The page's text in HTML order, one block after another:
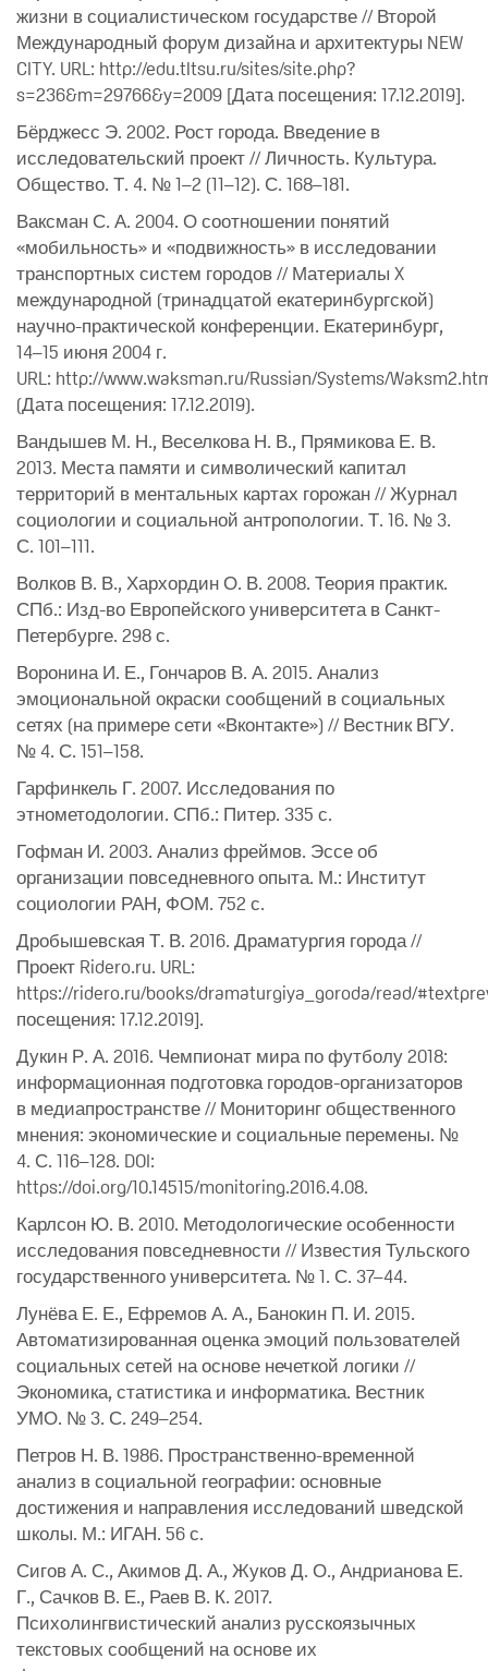
жизни в социалистическом государстве // Второй
Международный форум дизайна и архитектуры NEW
CITY. URL: http://edu.tltsu.ru/sites/site.php?
s=236&m=29766&y=2009 [Дата посещения: 17.12.2019].
Бёрджесс Э. 2002. Рост города. Введение в
исследовательский проект // Личность. Культура.
Общество. Т. 4. № 1–2 (11–12). С. 168–181.
Ваксман С. А. 2004. О соотношении понятий
«мобильность» и «подвижность» в исследовании
транспортных систем городов // Материалы X
международной (тринадцатой екатеринбургской)
научно-практической конференции. Екатеринбург,
14–15 июня 2004 г.
URL: http://www.waksman.ru/Russian/Systems/
(Дата посещения: 17.12.2019).
Вандышев М. Н., Веселкова Н. В., Прямикова Е. В.
2013. Места памяти и символический капитал
территорий в ментальных картах горожан // Журнал
социологии и социальной антропологии. Т. 16. № 3.
С. 101–111.
Волков В. В., Хархордин О. В. 2008. Теория практик.
СПб.: Изд-во Европейского университета в Санкт-
Петербурге. 298 с.
Воронина И. Е., Гончаров В. А. 2015. Анализ
эмоциональной окраски сообщений в социальных
сетях (на примере сети «Вконтакте») // Вестник ВГУ.
№ 4. С. 151–158.
Гарфинкель Г. 2007. Исследования по
этнометодологии. СПб.: Питер. 335 с.
Гофман И. 2003. Анализ фреймов. Эссе об
организации повседневного опыта. М.: Институт
социологии РАН, ФОМ. 752 с.
Дробышевская Т. В. 2016. Драматургия города //
Проект Ridero.ru. URL:
https://ridero.ru/books/dramaturgiya_goroda/read/
посещения: 17.12.2019].
Дукин Р. А. 2016. Чемпионат мира по футболу 2018:
информационная подготовка городов-организаторов
в медиапространстве // Мониторинг общественного
мнения: экономические и социальные перемены. №
4. С. 116–128. DOI:
https://doi.org/10.14515/monitoring.2016.4.08.
Карлсон Ю. В. 2010. Методологические особенности
исследования повседневности // Известия Тульского
государственного университета. № 1. С. 37–44.
Лунёва Е. Е., Ефремов А. А., Банокин П. И. 2015.
Автоматизированная оценка эмоций пользователей
социальных сетей на основе нечеткой логики //
Экономика, статистика и информатика. Вестник
УМО. № 3. С. 249–254.
Петров Н. В. 1986. Пространственно-временной
анализ в социальной географии: основные
достижения и направления исследований шведской
школы. М.: ИГАН. 56 с.
Сигов А. С., Акимов Д. А., Жуков Д. О., Андрианова Е.
Г., Сачков В. Е., Раев В. К. 2017.
Психолингвистический анализ русскоязычных
текстовых сообщений на основе их